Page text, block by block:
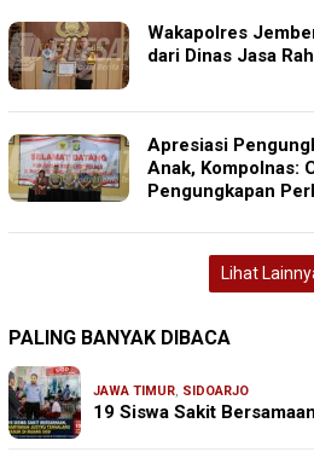
Wakapolres
dari Dinas Jasa
Apresiasi
Anak, Kompolnas:
Pengungkapan
Lihat
PALING BANYAK DIBACA
JAWA TIMUR, SIDOARJO
19 Siswa Sakit